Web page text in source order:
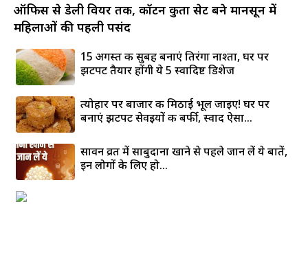
ऑफिस से डेली वियर तक, कॉटन कुर्ता सेट बने मानसून में
महिलाओं की पहली पसंद
15 अगस्त की सुबह बनाएं तिरंगा नाश्ता, घर पर
झटपट तैयार होंगी ये 5 स्वादिष्ट डिशेज
त्योहार पर बाजार की मिठाई भूल जाइए! घर पर
बनाएं झटपट सेवइयों की बर्फी, स्वाद ऐसा...
सावन व्रत में साबुदाना खाने से पहले जान लें ये बातें,
इन लोगों के लिए हो...